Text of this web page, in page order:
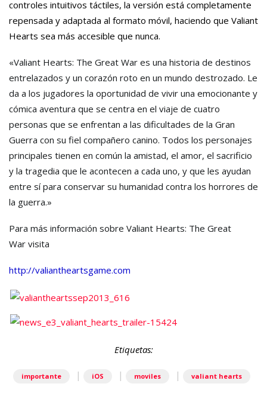
controles intuitivos táctiles, la versión está completamente
repensada y adaptada al formato móvil, haciendo que Valiant
Hearts sea más accesible que nunca.
«Valiant Hearts: The Great War es una historia de destinos
entrelazados y un corazón roto en un mundo destrozado. Le
da a los jugadores la oportunidad de vivir una emocionante y
cómica aventura que se centra en el viaje de cuatro
personas que se enfrentan a las dificultades de la Gran
Guerra con su fiel compañero canino. Todos los personajes
principales tienen en común la amistad, el amor, el sacrificio
y la tragedia que le acontecen a cada uno, y que les ayudan
entre sí para conservar su humanidad contra los horrores de
la guerra.»
Para más información sobre Valiant Hearts: The Great
War visita
http://valiantheartsgame.com
Etiquetas:
importante | iOS | moviles | valiant hearts